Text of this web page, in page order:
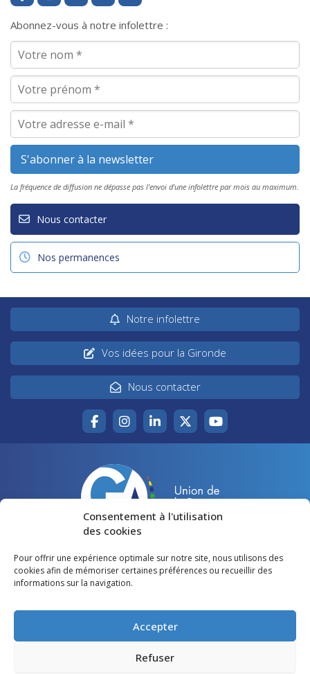
Consentement à l'utilisation
des cookies
Pour offrir une expérience optimale sur notre site, nous utilisons des
cookies afin de mémoriser certaines préférences ou recueillir des
informations sur la navigation.
Accepter
Refuser
Abonnez-vous à notre infolettre :
La fréquence de diffusion ne dépasse pas l'envoi d'une infolettre par mois au maximum.
Nous contacter
Nos permanences
Notre infolettre
Vos idées pour la Gironde
Nous contacter
Accueil
Votre canton
Lire et voir
Agir pour la Gironde
Restons en contact